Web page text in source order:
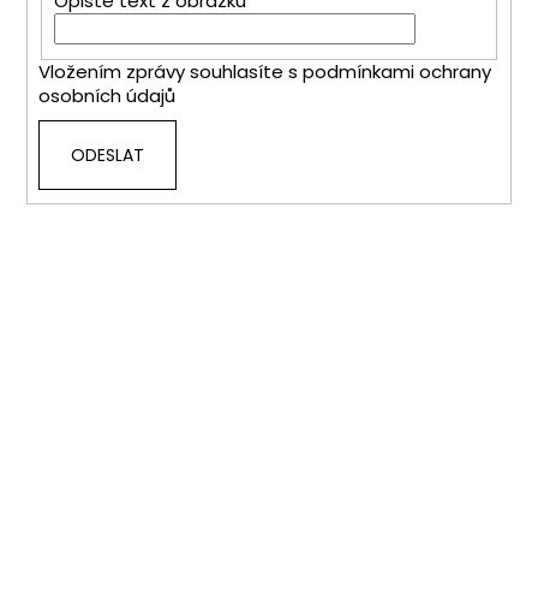
Vložením zprávy souhlasíte spodmínkami ochrany
osobních údajů
ODESLAT